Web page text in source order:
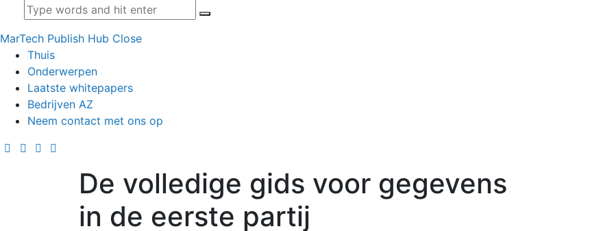
MarTech Publish Hub Close
Thuis
Onderwerpen
Laatste whitepapers
Bedrijven AZ
Neem contact met ons op
De volledige gids voor gegevens
in de eerste partij